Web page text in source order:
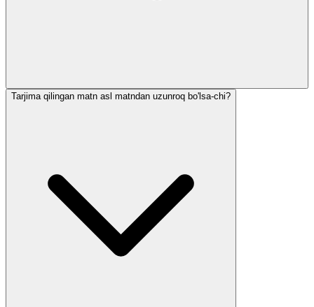
Tarjima qilingan matn asl matndan uzunroq bo'lsa-chi?